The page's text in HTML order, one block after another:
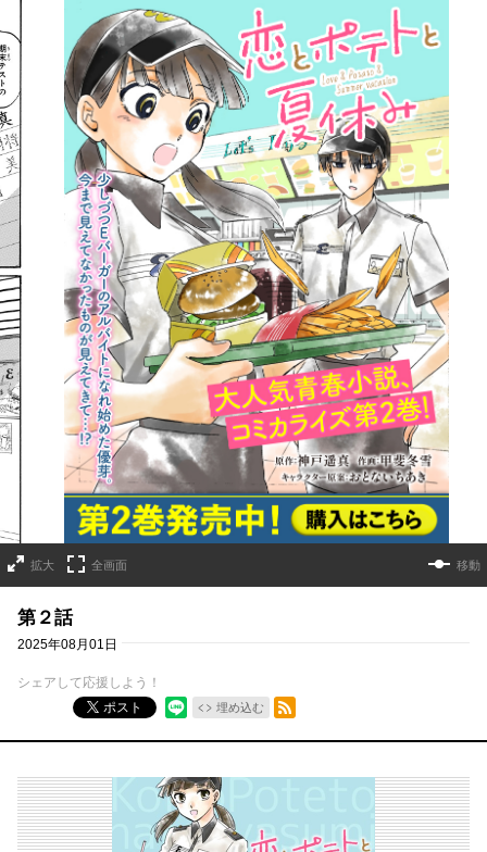
詳細ページへのリンク
拡大 全画面 移動
第２話
2025年08月01日
シェアして応援しよう！
ポスト
埋め込む
RSSフィード